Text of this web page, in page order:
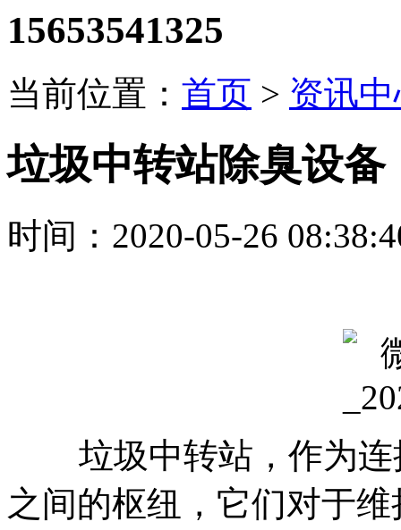
15653541325
当前位置： 首页 > 资讯
垃圾中转站除臭设备
时间：2020-05-26
垃圾中转站，作为连
之间的枢纽，它们对于